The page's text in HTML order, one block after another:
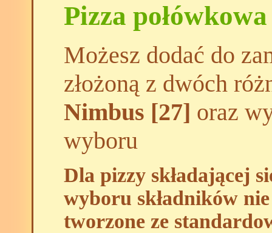
Pizza połówkowa
Możesz dodać do
złożoną z dwóch
Nimbus [27] oraz
wyboru
Dla pizzy składającej
wyboru składników
tworzone ze